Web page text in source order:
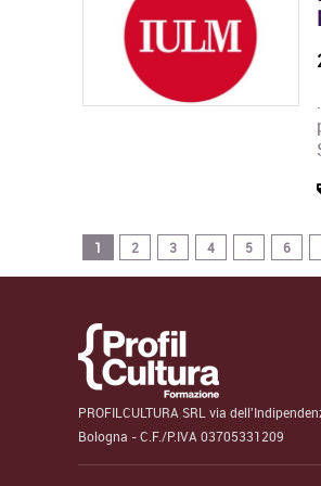
1 2 3 4 5 6
PROFILCULTURA SRL via
Bologna - C.F./P.IVA 03705331209